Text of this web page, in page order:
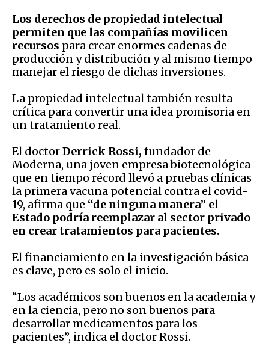
Los derechos de propiedad intelectual
permiten que las compañías movilicen
recursos para crear enormes cadenas de
producción y distribución y al mismo tiempo
manejar el riesgo de dichas inversiones.
La propiedad intelectual también resulta
crítica para convertir una idea promisoria en
un tratamiento real.
El doctorDerrick Rossi, fundador de
Moderna, una joven empresa biotecnológica
que en tiempo récord llevó a pruebas clínicas
la primera vacuna potencial contra el covid-
19, afirma que “de ninguna manera” el
Estado podría reemplazar al sector privado
en crear tratamientos para pacientes.
El financiamiento en la investigación básica
es clave, pero es solo el inicio.
“Los académicos son buenos en la academia y
en la ciencia, pero no son buenos para
desarrollar medicamentos para los
pacientes”, indica el doctor Rossi.